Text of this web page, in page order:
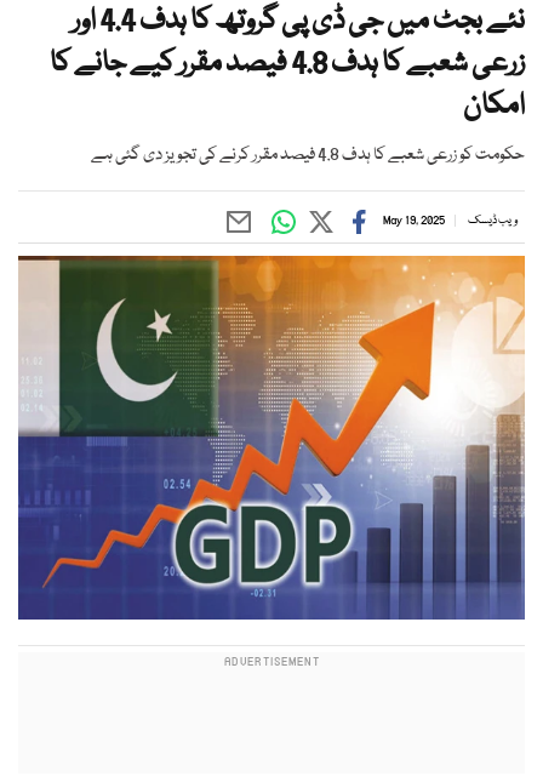
نئے بجٹ میں جی ڈی پی گروتھ کا ہدف 4.4 اور
زرعی شعبے کا ہدف 4.8 فیصد مقرر کیے جانے کا
امکان
حکومت کو زرعی شعبے کا ہدف 4.8 فیصد مقرر کرنے کی تجویز دی گئی ہے
ویب ڈیسک May 19, 2025